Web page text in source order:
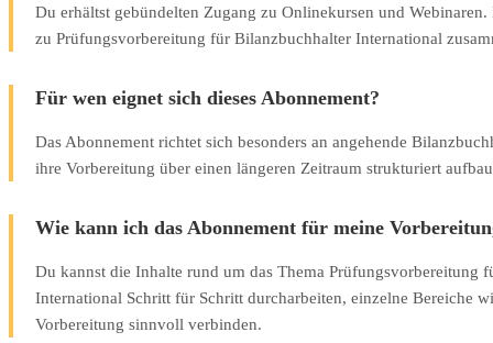
Du erhältst gebündelten Zugang zu Onlinekursen und
zu Prüfungsvorbereitung für Bilanzbuchhalter International
Für wen eignet sich dieses Abonnement?
Das Abonnement richtet sich besonders an angehende
ihre Vorbereitung über einen längeren Zeitraum strukturiert
Wie kann ich das Abonnement für meine
Du kannst die Inhalte rund um das Thema Prüfungsvorbereitung
International Schritt für Schritt durcharbeiten, einzelne Bereiche
Vorbereitung sinnvoll verbinden.